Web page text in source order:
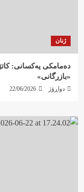
ژنان
دەمامکی یەکسانی:
«بازرگانی»
دواڕۆژ 22/06/2026